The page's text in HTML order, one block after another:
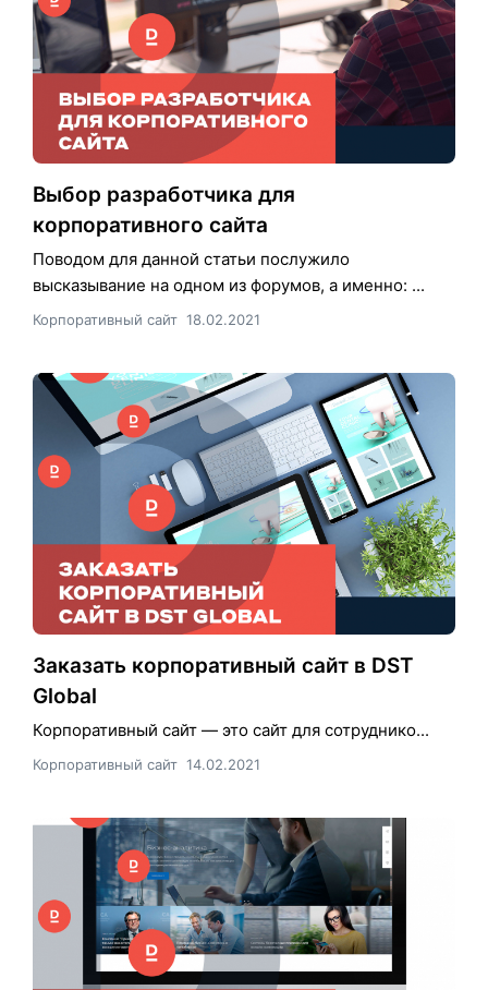
Выбор разработчика для
корпоративного сайта
Поводом для данной статьи послужило
высказывание на одном из форумов, а именно: ...
Корпоративный сайт 18.02.2021
Заказать корпоративный сайт в DST
Global
Корпоративный сайт — это сайт для сотруднико...
Корпоративный сайт 14.02.2021